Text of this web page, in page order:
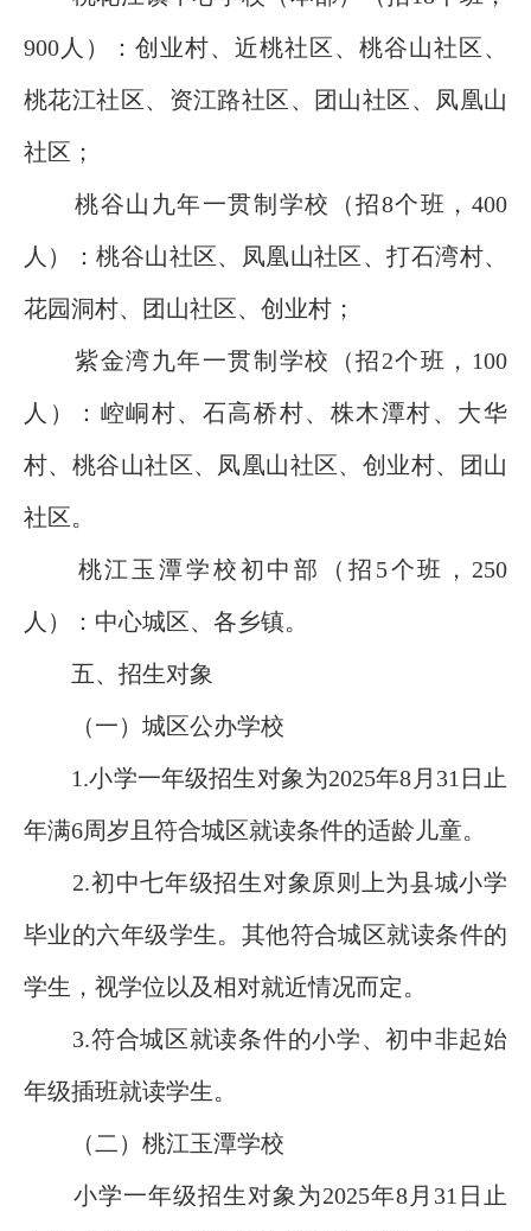
900人）：创业村、近桃社区、桃谷山社区、
桃花江社区、资江路社区、团山社区、凤凰山
社区；
桃谷山九年一贯制学校（招8个班，400
人）：桃谷山社区、凤凰山社区、打石湾村、
花园洞村、团山社区、创业村；
紫金湾九年一贯制学校（招2个班，100
人）：崆峒村、石高桥村、株木潭村、大华
村、桃谷山社区、凤凰山社区、创业村、团山
社区。
桃江玉潭学校初中部（招5个班，250
人）：中心城区、各乡镇。
五、招生对象
（一）城区公办学校
1.小学一年级招生对象为2025年8月31日止
年满6周岁且符合城区就读条件的适龄儿童。
2.初中七年级招生对象原则上为县城小学
毕业的六年级学生。其他符合城区就读条件的
学生，视学位以及相对就近情况而定。
3.符合城区就读条件的小学、初中非起始
年级插班就读学生。
（二）桃江玉潭学校
小学一年级招生对象为2025年8月31日止